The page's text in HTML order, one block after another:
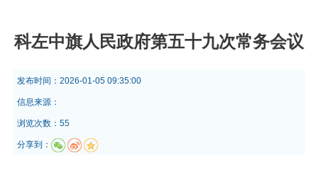
科左中旗人民政府第五十九次常务会议
发布时间： 2026-01-05 09:35:00
信息来源：
浏览次数：55
分享到：